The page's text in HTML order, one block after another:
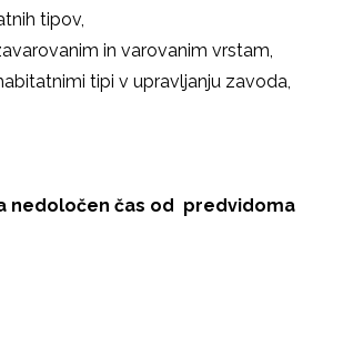
tipov,
in varovanim vrstam,
tipi v upravljanju zavoda,
nedoločen čas od predvidoma